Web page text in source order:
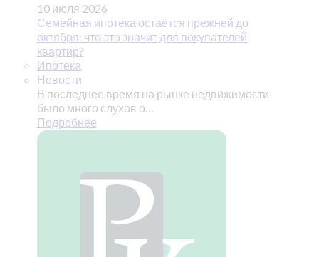
10 июля 2026
Семейная ипотека остаётся прежней до
октября: что это значит для покупателей
квартир?
Ипотека
Новости
В последнее время на рынке недвижимости
было много слухов о…
Подробнее